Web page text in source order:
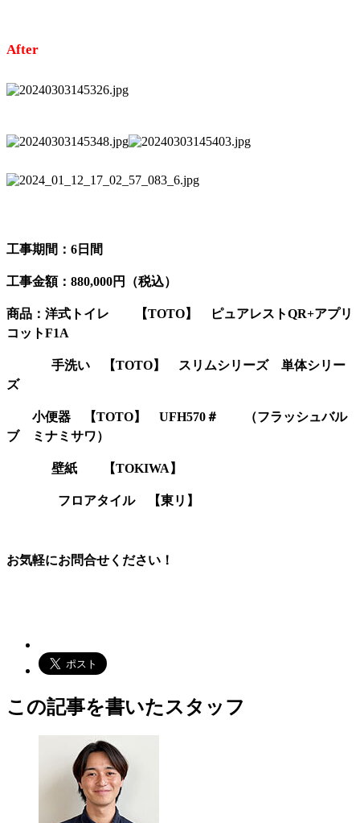
After
工事期間：6日間
工事金額：880,000円（税込）
商品：洋式トイレ 【TOTO】 ピュアレストQR+アプリ
コットF1A
手洗い 【TOTO】 スリムシリーズ 単体シリー
ズ
小便器 【TOTO】 UFH570＃ （フラッシュバル
ブ ミナミサワ）
壁紙 【TOKIWA】
フロアタイル 【東リ】
お気軽にお問合せください！
この記事を書いたスタッフ